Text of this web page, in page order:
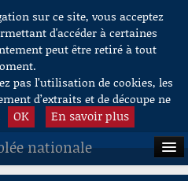
sur ce site, vous acceptez
d'accéder à certaines
peut être retiré à tout
pas l’utilisation de cookies, les
d’extraits et de découpe ne
OK En savoir plus
nationale